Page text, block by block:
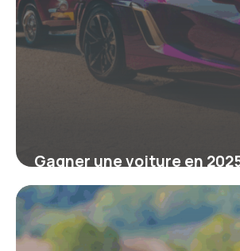
Gagner une voiture en
comment participer aux
concours auto et maximiser
chances